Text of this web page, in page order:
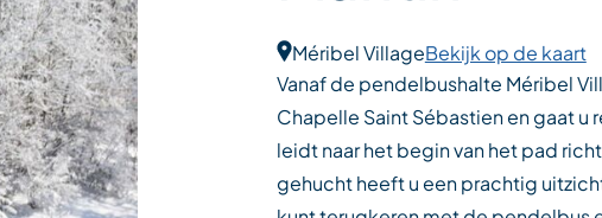
Méribel VillageBekijk op de kaart
Vanaf de pendelbushalte Méribel
Chapelle Saint Sébastien en gaat
leidt naar het begin van het pad
gehucht heeft u een prachtig